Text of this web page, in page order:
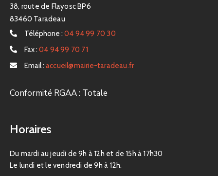
38, route de Flayosc BP6
83460 Taradeau
Téléphone : 04 94 99 70 30
Fax : 04 94 99 70 71
Email : accueil@mairie-taradeau.fr
Conformité RGAA : Totale
Horaires
Du mardi au jeudi de 9h à 12h et de 15h à 17h30
Le lundi et le vendredi de 9h à 12h.